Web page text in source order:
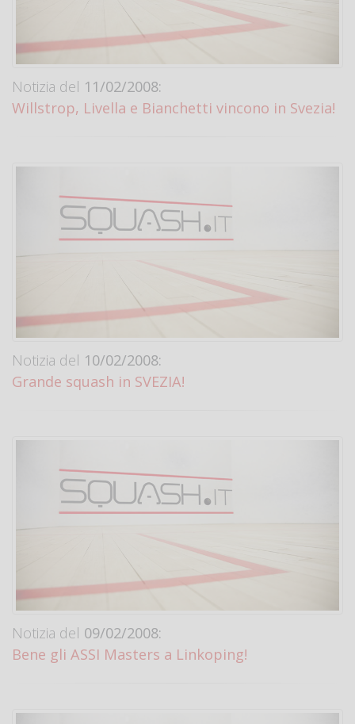
Notizia del 11/02/2008:
Willstrop, Livella e Bianchetti vincono in Svezia!
Notizia del 10/02/2008:
Grande squash in SVEZIA!
Notizia del 09/02/2008:
Bene gli ASSI Masters a Linkoping!